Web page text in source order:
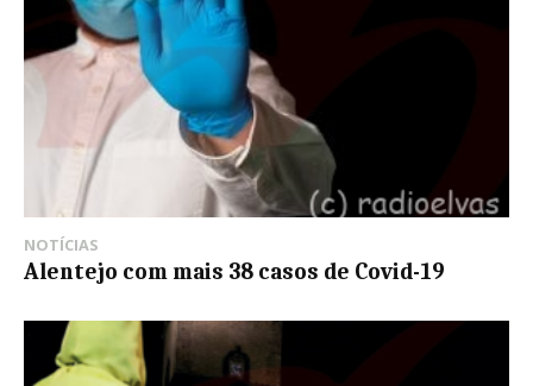
NOTÍCIAS
Alentejo com mais 38 casos de Covid-19